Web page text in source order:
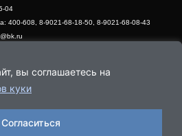
вы соглашаетесь на
куки
Согласиться
04
400-608, 8-9021-68-18-50, 8-9021-68-08-43
ул. Профсоюзная, дом 44, офис 1